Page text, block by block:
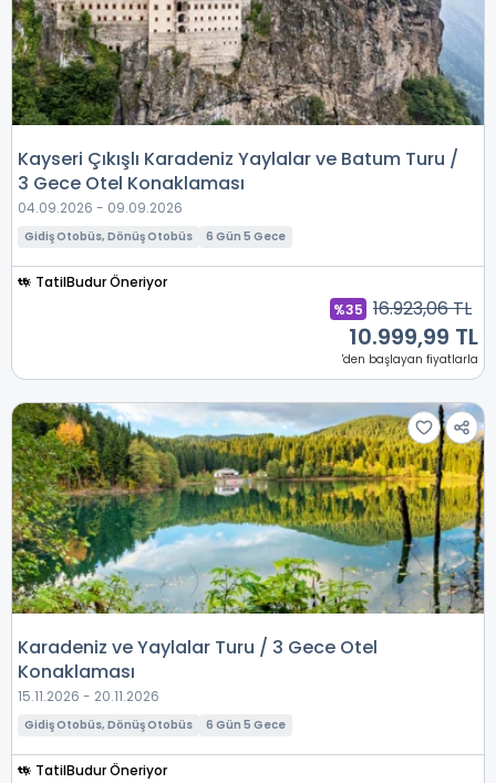
Kayseri Çıkışlı Karadeniz Yaylalar ve Batum Turu /
3 Gece Otel Konaklaması
04.09.2026 - 09.09.2026
Gidiş Otobüs, Dönüş Otobüs 6 Gün 5 Gece
TatilBudur Öneriyor
%35 16.923,06 TL
10.999,99 TL
'den başlayan fiyatlarla
Karadeniz ve Yaylalar Turu / 3 Gece Otel
Konaklaması
15.11.2026 - 20.11.2026
Gidiş Otobüs, Dönüş Otobüs 6 Gün 5 Gece
TatilBudur Öneriyor